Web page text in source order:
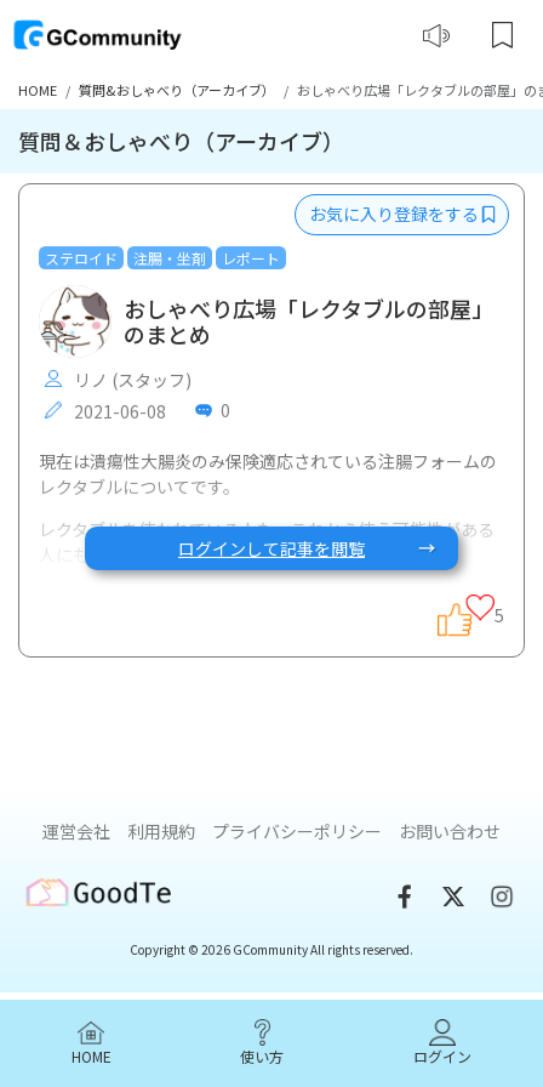
HOME 質問&おしゃべり（アーカイブ） おしゃべり広場「レクタブルの部屋」の
質問＆おしゃべり（アーカイブ）
ステロイド 注腸・坐剤 レポート
お気に入り登録をする
おしゃべり広場「レクタブルの部屋」
のまとめ
リノ (スタッフ)
2021-06-08
0
現在は潰瘍性大腸炎のみ保険適応されている注腸フォームの
レクタブルについてです。
レクタブルを使われている人も、これから使う可能性がある
人にも参考になる内容だと思います。
また、使ったことのある人は何か感想やアドバイスなどあれ
https://gcarecommunity.com/room?topic_id=52
弱めることはできないと思いますが、慣れてくると思いま
す！私は最初はつらかったですが、途中から慣れて来まし
ログインして記事を閲覧
5
HOME 使い方 ログイン
運営会社 利用規約 プライバシーポリシー お問い合わせ
GoodTe
Copyright © 2026 GCommunity All rights reserved.